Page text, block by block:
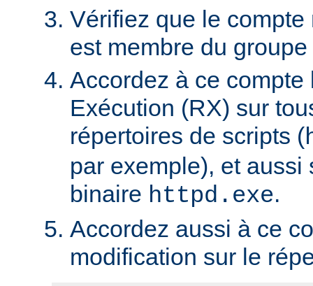
Vérifiez que le
est membre du
Accordez à ce
Exécution (RX) sur
répertoires de scripts (
par exemple), et aussi
binaire httpd.exe.
Accordez aussi à ce
modification sur le